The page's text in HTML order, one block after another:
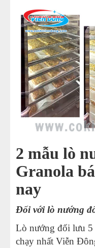
2 mẫu lò
Granola
nay
Đối với lò nướng
Lò nướng đối lưu 5
chạy nhất Viễn